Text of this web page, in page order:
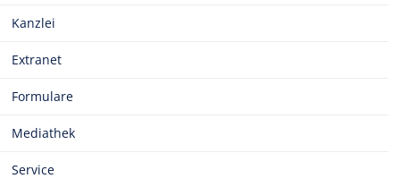
Kanzlei
Extranet
Formulare
Mediathek
Service